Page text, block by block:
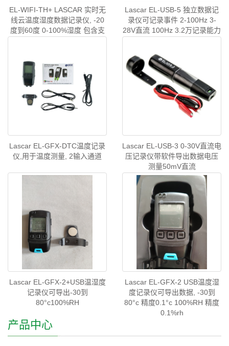
EL-WIFI-TH+ LASCAR 实时无
线云温度湿度数据记录仪, -20
度到60度 0-100%湿度 包含支
Lascar EL-USB-5 独立数据记
录仪可记录事件 2-100Hz 3-
28V直流 100Hz 3.2万记录能力
Lascar EL-GFX-DTC温度记录
仪,用于温度测量, 2输入通道
Lascar EL-USB-3 0-30V直流电
压记录仪带软件导出数据电压
测量50mV直流
Lascar EL-GFX-2+USB温湿度
记录仪可导出-30到
80°c100%RH
Lascar EL-GFX-2 USB温度湿
度记录仪可导出数据, -30到
80°c 精度0.1°c 100%RH 精度
0.1%rh
产品中心